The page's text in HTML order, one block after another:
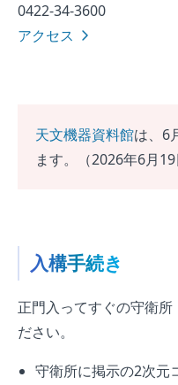
0422-34-3600
アクセス
天文機器資料館は、6
ます。（2026年6月19
入構手続き
正門入ってすぐの守衛所
ださい。
守衛所に掲示の2次元